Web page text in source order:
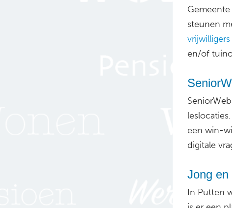
steunen
vrijwilligers
en/of
een win-
digitale
Jong en
In Putten